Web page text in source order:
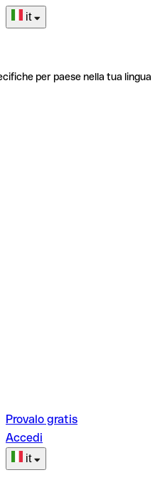
it
per paese nella tua lingua
Provalo gratis
Accedi
it